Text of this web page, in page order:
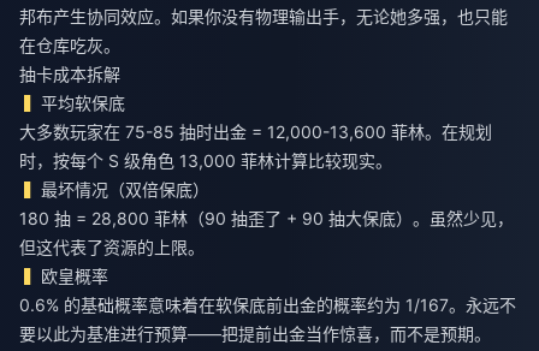
邦布产生协同效应。如果你没有物理输出手，无论她多强，也只能
在仓库吃灰。
抽卡成本拆解
平均软保底
大多数玩家在 75-85 抽时出金 = 12,000-13,600 菲林。在规划
时，按每个 S 级角色 13,000 菲林计算比较现实。
最坏情况（双倍保底）
180 抽 = 28,800 菲林（90 抽歪了 + 90 抽大保底）。虽然少见，
但这代表了资源的上限。
欧皇概率
0.6% 的基础概率意味着在软保底前出金的概率约为 1/167。永远不
要以此为基准进行预算——把提前出金当作惊喜，而不是预期。